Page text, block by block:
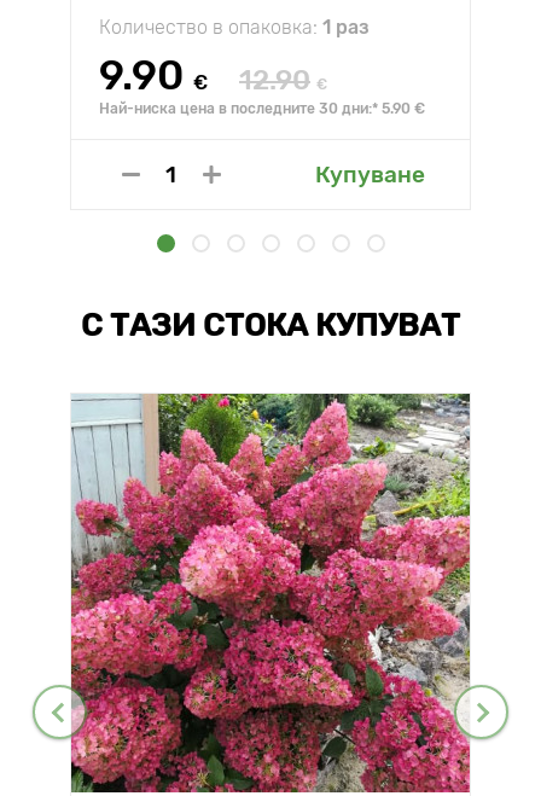
Количество в опаковка: 1 раз
9.90 € 12.90 €
Най-ниска цена в последните 30 дни:* 5.90 €
Купуване
С ТАЗИ СТОКА КУПУВАТ